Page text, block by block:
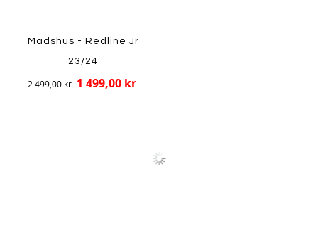
Madshus - Redline Jr
23/24
2 499,00 kr 1 499,00 kr